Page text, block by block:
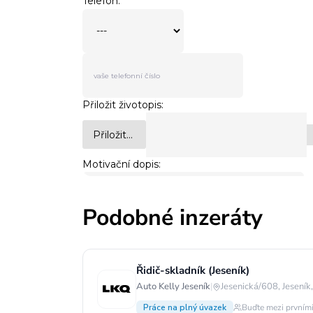
Podobné inzeráty
Řidič-skladník (Jeseník)
Auto Kelly Jeseník| Jesenická/608,
Práce na plný úvazek Buďte mezi